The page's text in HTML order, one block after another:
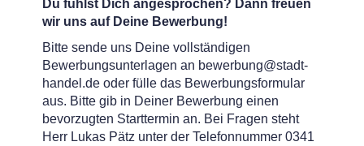
Du fühlst Dich angesprochen? Dann freuen
wir uns auf Deine Bewerbung!
Bitte sende uns Deine vollständigen
Bewerbungsunterlagen an bewerbung@stadt-
handel.de oder fülle das Bewerbungsformular
aus. Bitte gib in Deiner Bewerbung einen
bevorzugten Starttermin an. Bei Fragen steht
Herr Lukas Pätz unter der Telefonnummer 0341